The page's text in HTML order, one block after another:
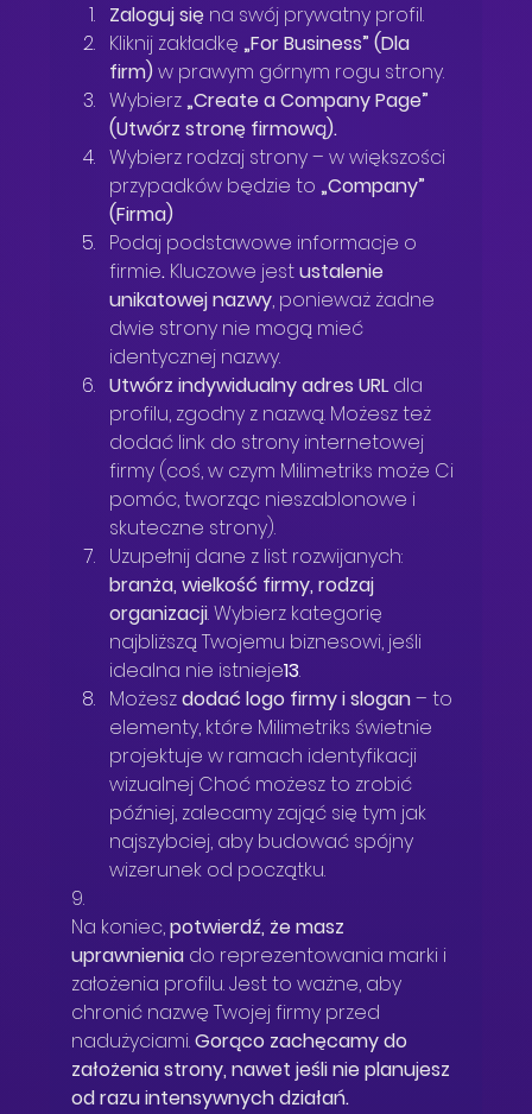
Zaloguj się na swój prywatny profil.
Kliknij zakładkę „For Business” (Dla
firm) w prawym górnym rogu strony.
Wybierz „Create a Company Page”
(Utwórz stronę firmową).
Wybierz rodzaj strony – w większości
przypadków będzie to „Company”
(Firma)
Podaj podstawowe informacje o
firmie. Kluczowe jest ustalenie
unikatowej nazwy, ponieważ żadne
dwie strony nie mogą mieć
identycznej nazwy.
Utwórz indywidualny adres URL dla
profilu, zgodny z nazwą. Możesz też
dodać link do strony internetowej
firmy (coś, w czym Milimetriks może Ci
pomóc, tworząc nieszablonowe i
skuteczne strony).
Uzupełnij dane z list rozwijanych:
branża, wielkość firmy, rodzaj
organizacji. Wybierz kategorię
najbliższą Twojemu biznesowi, jeśli
idealna nie istnieje13.
Możesz dodać logo firmy i slogan – to
elementy, które Milimetriks świetnie
projektuje w ramach identyfikacji
wizualnej Choć możesz to zrobić
później, zalecamy zająć się tym jak
najszybciej, aby budować spójny
wizerunek od początku.
9.
Na koniec, potwierdź, że masz
uprawnienia do reprezentowania marki i
założenia profilu. Jest to ważne, aby
chronić nazwę Twojej firmy przed
nadużyciami. Gorąco zachęcamy do
założenia strony, nawet jeśli nie planujesz
od razu intensywnych działań.